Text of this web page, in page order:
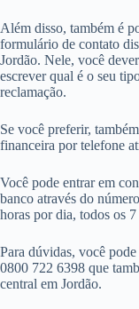
Além disso, também é
formulário de contato
Jordão. Nele, você
escrever qual é o seu
reclamação.
Se você preferir,
financeira por telefone
Você pode entrar em
banco através do
horas por dia, todos os 7
Para dúvidas, você
0800 722 6398 que
central em Jordão.